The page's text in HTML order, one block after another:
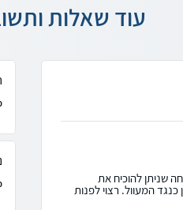
עוד שאלות
שניתן להוכיח את
המעוול. רצוי לפנות